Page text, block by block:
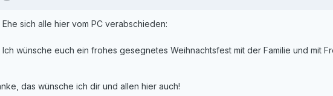
Ehe sich alle hier vom PC verabschieden:
Ich wünsche euch ein frohes gesegnetes Weihnachtsfest mit der Familie und mit
das wünsche ich dir und allen hier auch!